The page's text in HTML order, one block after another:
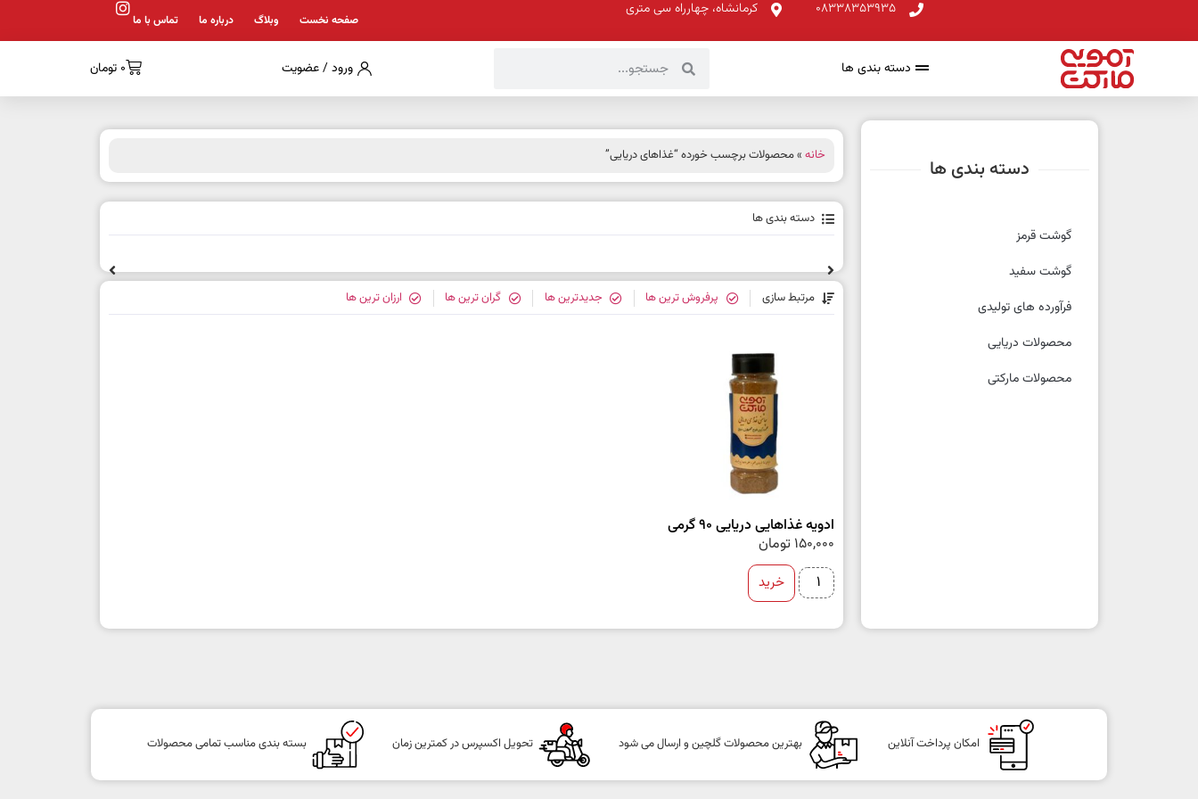
08338353935 کرمانشاه، چهارراه سی متری
صفحه نخست وبلاگ درباره ما تماس با ما
دسته بندی ها ورود / عضویت 0 تومان
دسته بندی ها
گوشت قرمز
گوشت سفید
فرآورده های تولیدی
محصولات دریایی
محصولات مارکتی
خانه» محصولات برچسب خورده “غذاهای دریایی”
دسته بندی ها
مرتبط سازی پرفروش ترین ها جدیدترین ها گران ترین ها ارزان ترین ها
ادویه غذاهایی دریایی 90 گرمی
150,000 تومان
خرید
امکان پرداخت آنلاین بهترین محصولات گلچین و ارسال می شود تحویل اکسپرس در کمترین زمان بسته بندی مناسب تمامی محصولات